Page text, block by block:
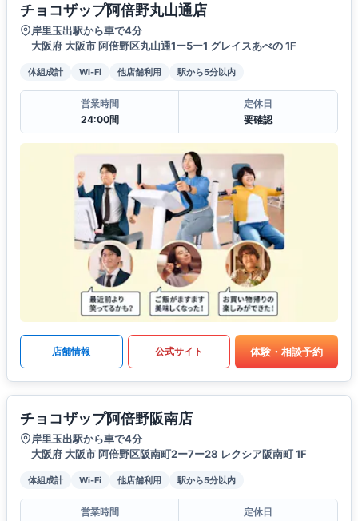
チョコザップ阿倍野丸山通店
岸里玉出駅から車で4分
大阪府 大阪市 阿倍野区丸山通1ー5ー1 グレイスあべの 1F
体組成計 Wi-Fi 他店舗利用 駅から5分以内
営業時間
24:00間
定休日
要確認
店舗情報 公式サイト 体験・相談予約
チョコザップ阿倍野阪南店
岸里玉出駅から車で4分
大阪府 大阪市 阿倍野区阪南町2ー7ー28 レクシア阪南町 1F
体組成計 Wi-Fi 他店舗利用 駅から5分以内
営業時間
定休日